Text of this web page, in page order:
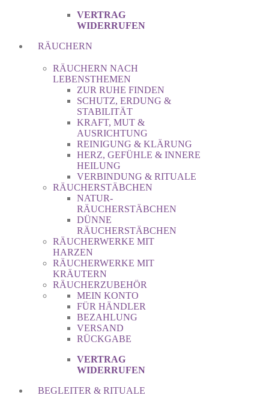
VERTRAG
WIDERRUFEN
RÄUCHERN
RÄUCHERN NACH
LEBENSTHEMEN
ZUR RUHE FINDEN
SCHUTZ, ERDUNG &
STABILITÄT
KRAFT, MUT &
AUSRICHTUNG
REINIGUNG & KLÄRUNG
HERZ, GEFÜHLE & INNERE
HEILUNG
VERBINDUNG & RITUALE
RÄUCHERSTÄBCHEN
NATUR-
RÄUCHERSTÄBCHEN
DÜNNE
RÄUCHERSTÄBCHEN
RÄUCHERWERKE MIT
HARZEN
RÄUCHERWERKE MIT
KRÄUTERN
RÄUCHERZUBEHÖR
MEIN KONTO
FÜR HÄNDLER
BEZAHLUNG
VERSAND
RÜCKGABE
VERTRAG
WIDERRUFEN
BEGLEITER & RITUALE